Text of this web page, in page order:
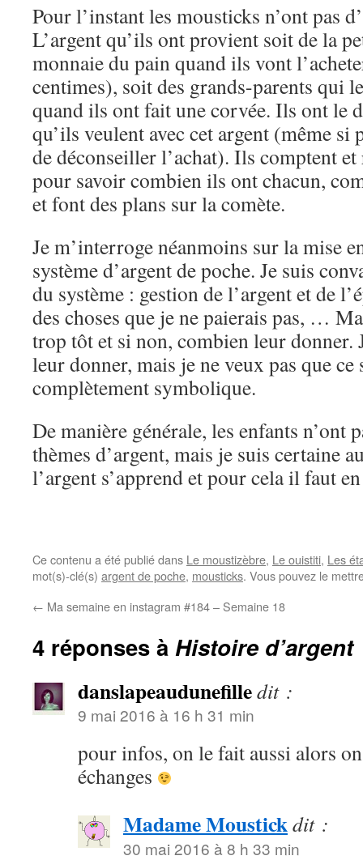
Pour l’instant les mousticks n’ont pas
L’argent qu’ils ont provient soit de la
monnaie du pain quand ils vont
centimes), soit des grands-parents qui
quand ils ont fait une corvée. Ils ont le
qu’ils veulent avec cet argent (même si
de déconseiller l’achat). Ils comptent
pour savoir combien ils ont chacun,
et font des plans sur la comète.
Je m’interroge néanmoins sur la mise
système d’argent de poche. Je suis
du système : gestion de l’argent et de
des choses que je ne paierais pas, …
trop tôt et si non, combien leur donner.
leur donner, mais je ne veux pas que
complètement symbolique.
De manière générale, les enfants n’ont
thèmes d’argent, mais je suis certaine
l’argent s’apprend et pour cela il faut
Ce contenu a été publié dans Le moustizèbre, Le ouistiti, Les
mot(s)-clé(s) argent de poche, mousticks. Vous pouvez le
← Ma semaine en instagram #184 – Semaine 18
4 réponses à Histoire d’argent
danslapeaudunefilledit :
9 mai 2016 à 16 h 31 min
pour infos, on le fait aussi alors
échanges
Madame Moustickdit :
30 mai 2016 à 8 h 33 min